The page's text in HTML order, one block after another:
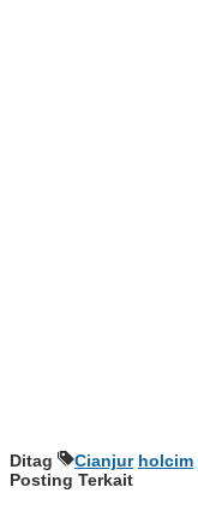
Ditag Cianjur holcim
Posting Terkait